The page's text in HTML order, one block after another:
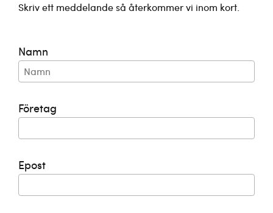
Skriv ett meddelande så återkommer vi inom kort.
Namn
Företag
Epost